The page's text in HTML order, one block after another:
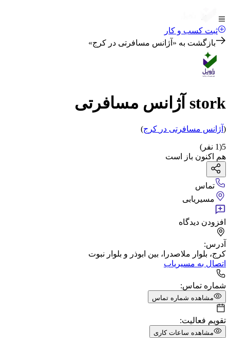
ثبت کسب و کار
بازگشت به « آژانس مسافرتی در کرج»
stork آژانس مسافرتی
( آژانس مسافرتی در کرج)
5
(
1 نفر)
هم اکنون باز است
تماس
مسیریابی
افزودن دیدگاه
آدرس:
کرج، بلوار ملاصدرا، بین ابوذر و بلوار نبوت
اتصال به مسیریاب
شماره تماس:
مشاهده شماره تماس
تقویم فعالیت:
مشاهده ساعات کاری